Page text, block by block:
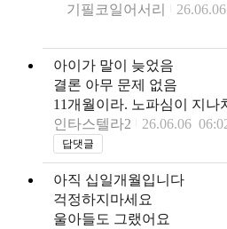
기필코일어서리
아이가 말이 늦었음
결론 아무 문제 없음
11개월이라. 노파심이 지나
인타스텔라2
26.06.06
답댓글
아직 십일개월입니다
걱정하지마세요
울아들도 그랬어요